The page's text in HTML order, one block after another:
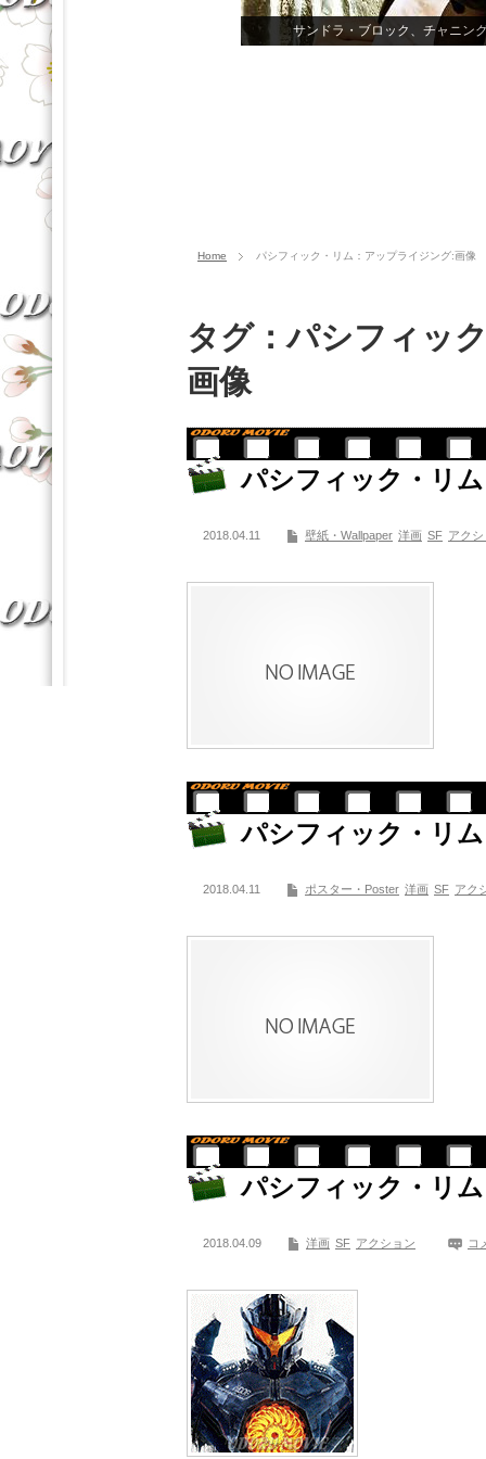
Home パシフィック・リム：アップライジング:画像
タグ：パシフィッ
画像
パシフィック・リ
2018.04.11 壁紙・Wallpaper 洋画 SF アクシ
パシフィック・リ
2018.04.11 ポスター・Poster 洋画 SF アク
パシフィック・リ
2018.04.09 洋画 SF アクション コ